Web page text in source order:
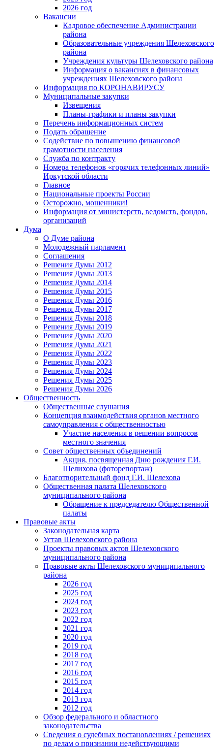
2026 год
Вакансии
Кадровое обеспечение Администрации
района
Образовательные учреждения Шелеховского
района
Учреждения культуры Шелеховского района
Информация о вакансиях в финансовых
учреждениях Шелеховского района
Информация по КОРОНАВИРУСУ
Муниципальные закупки
Извещения
Планы-графики и планы закупки
Перечень информационных систем
Подать обращение
Содействие по повышению финансовой
грамотности населения
Служба по контракту
Номера телефонов «горячих телефонных линий»
Иркутской области
Главное
Национальные проекты России
Осторожно, мошенники!
Информация от министерств, ведомств, фондов,
организаций
Дума
О Думе района
Молодежный парламент
Соглашения
Решения Думы 2012
Решения Думы 2013
Решения Думы 2014
Решения Думы 2015
Решения Думы 2016
Решения Думы 2017
Решения Думы 2018
Решения Думы 2019
Решения Думы 2020
Решения Думы 2021
Решения Думы 2022
Решения Думы 2023
Решения Думы 2024
Решения Думы 2025
Решения Думы 2026
Общественность
Общественные слушания
Концепция взаимодействия органов местного
самоуправления с общественностью
Участие населения в решении вопросов
местного значения
Совет общественных объединений
Акция, посвященная Дню рождения Г.И.
Шелихова (фоторепортаж)
Благотворительный фонд Г.И. Шелехова
Общественная палата Шелеховского
муниципального района
Обращение к председателю Общественной
палаты
Правовые акты
Законодательная карта
Устав Шелеховского района
Проекты правовых актов Шелеховского
муниципального района
Правовые акты Шелеховского муниципального
района
2026 год
2025 год
2024 год
2023 год
2022 год
2021 год
2020 год
2019 год
2018 год
2017 год
2016 год
2015 год
2014 год
2013 год
2012 год
Обзор федерального и областного
законодательства
Сведения о судебных постановлениях / решениях
по делам о признании недействующими